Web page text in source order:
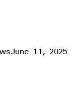
June 11, 2025